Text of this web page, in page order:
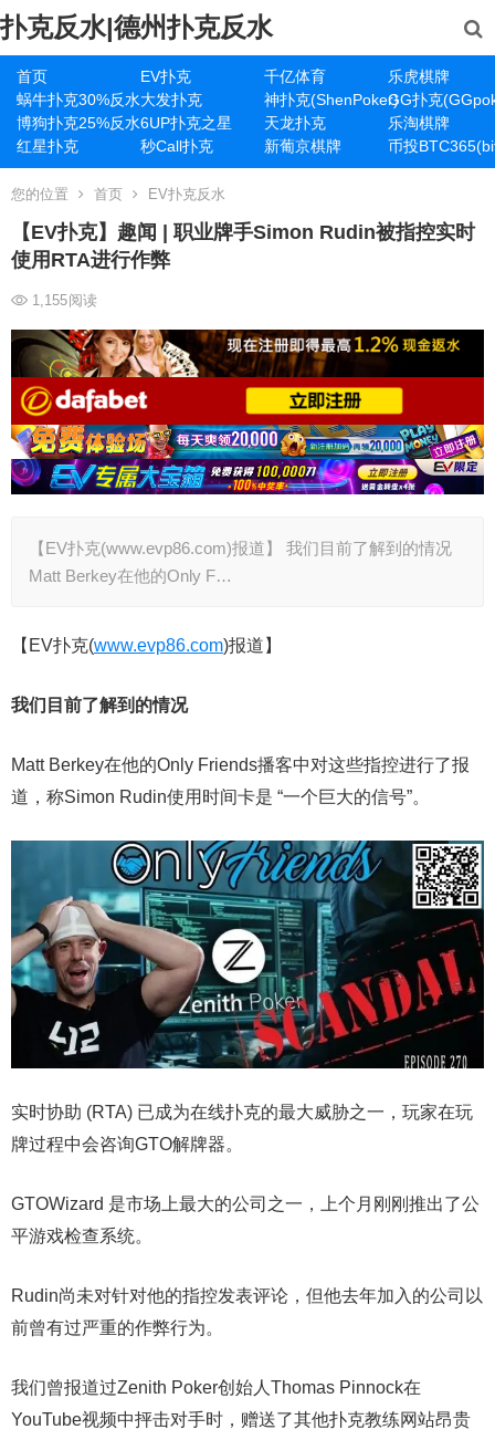
扑克反水|德州扑克反水
首页 EV扑克 千亿体育
乐虎棋牌
蜗牛扑克30%反水大发扑克 神扑克(ShenPoker)GG扑克
博狗扑克25%反水6UP扑克之星 天龙扑克
乐淘棋牌
红星扑克
秒Call扑克 新葡京棋牌 币投
您的位置 首页 EV扑克反水
【EV扑克】趣闻 | 职业牌手Simon Rudin被指控实时
使用RTA进行作弊
1,155阅读
【EV扑克(www.evp86.com)报道】 我们目前了解到的情况
Matt Berkey在他的Only F…
【EV扑克(www.evp86.com)报道】
我们目前了解到的情况
Matt Berkey在他的Only Friends播客中对这些指控进行了报
道，称Simon Rudin使用时间卡是 “一个巨大的信号”。
实时协助 (RTA) 已成为在线扑克的最大威胁之一，玩家在玩
牌过程中会咨询GTO解牌器。
GTOWizard 是市场上最大的公司之一，上个月刚刚推出了公
平游戏检查系统。
Rudin尚未对针对他的指控发表评论，但他去年加入的公司以
前曾有过严重的作弊行为。
我们曾报道过Zenith Poker创始人Thomas Pinnock在
YouTube视频中抨击对手时，赠送了其他扑克教练网站昂贵